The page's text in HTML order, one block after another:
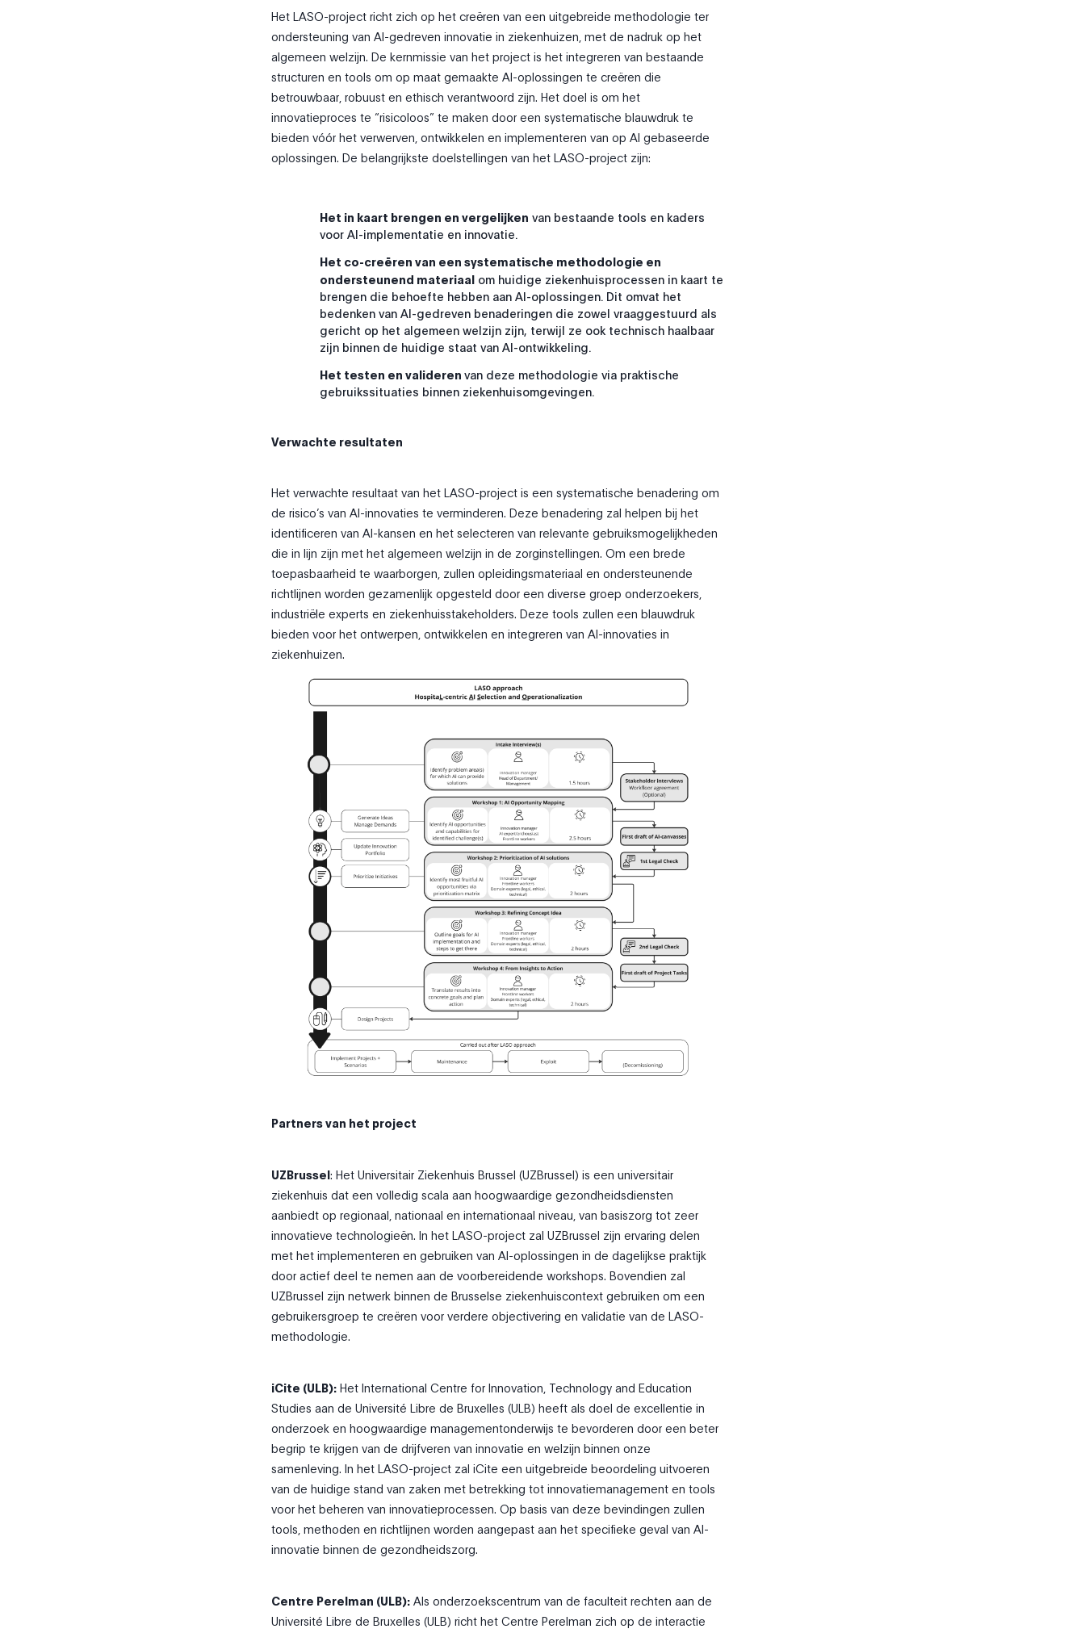
Het LASO-project richt zich op het creëren van een uitgebreide methodologie ter
ondersteuning van AI-gedreven innovatie in ziekenhuizen, met de nadruk op het
algemeen welzijn. De kernmissie van het project is het integreren van bestaande
structuren en tools om op maat gemaakte AI-oplossingen te creëren die
betrouwbaar, robuust en ethisch verantwoord zijn. Het doel is om het
innovatieproces te “risicoloos” te maken door een systematische blauwdruk te
bieden vóór het verwerven, ontwikkelen en implementeren van op AI gebaseerde
oplossingen. De belangrijkste doelstellingen van het LASO-project zijn:
Het in kaart brengen en vergelijken van bestaande tools en kaders
voor AI-implementatie en innovatie.
Het co-creëren van een systematische methodologie en
ondersteunend materiaal om huidige ziekenhuisprocessen in kaart te
brengen die behoefte hebben aan AI-oplossingen. Dit omvat het
bedenken van AI-gedreven benaderingen die zowel vraaggestuurd als
gericht op het algemeen welzijn zijn, terwijl ze ook technisch haalbaar
zijn binnen de huidige staat van AI-ontwikkeling.
Het testen en valideren van deze methodologie via praktische
gebruikssituaties binnen ziekenhuisomgevingen.
Verwachte resultaten
Het verwachte resultaat van het LASO-project is een systematische benadering om
de risico’s van AI-innovaties te verminderen. Deze benadering zal helpen bij het
identificeren van AI-kansen en het selecteren van relevante gebruiksmogelijkheden
die in lijn zijn met het algemeen welzijn in de zorginstellingen. Om een brede
toepasbaarheid te waarborgen, zullen opleidingsmateriaal en ondersteunende
richtlijnen worden gezamenlijk opgesteld door een diverse groep onderzoekers,
industriële experts en ziekenhuisstakeholders. Deze tools zullen een blauwdruk
bieden voor het ontwerpen, ontwikkelen en integreren van AI-innovaties in
ziekenhuizen.
Partners van het project
UZBrussel: Het Universitair Ziekenhuis Brussel (UZBrussel) is een universitair
ziekenhuis dat een volledig scala aan hoogwaardige gezondheidsdiensten
aanbiedt op regionaal, nationaal en internationaal niveau, van basiszorg tot zeer
innovatieve technologieën. In het LASO-project zal UZBrussel zijn ervaring delen
met het implementeren en gebruiken van AI-oplossingen in de dagelijkse praktijk
door actief deel te nemen aan de voorbereidende workshops. Bovendien zal
UZBrussel zijn netwerk binnen de Brusselse ziekenhuiscontext gebruiken om een
gebruikersgroep te creëren voor verdere objectivering en validatie van de LASO-
methodologie.
iCite (ULB): Het International Centre for Innovation, Technology and Education
Studies aan de Université Libre de Bruxelles (ULB) heeft als doel de excellentie in
onderzoek en hoogwaardige managementonderwijs te bevorderen door een beter
begrip te krijgen van de drijfveren van innovatie en welzijn binnen onze
samenleving. In het LASO-project zal iCite een uitgebreide beoordeling uitvoeren
van de huidige stand van zaken met betrekking tot innovatiemanagement en tools
voor het beheren van innovatieprocessen. Op basis van deze bevindingen zullen
tools, methoden en richtlijnen worden aangepast aan het specifieke geval van AI-
innovatie binnen de gezondheidszorg.
Centre Perelman (ULB): Als onderzoekscentrum van de faculteit rechten aan de
Université Libre de Bruxelles (ULB) richt het Centre Perelman zich op de interactie